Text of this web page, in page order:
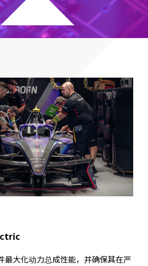
最大化动力总成性能，并确保其在严